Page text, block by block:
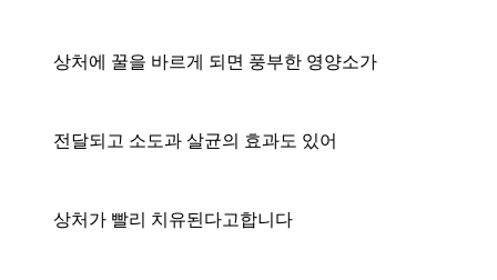
상처에 꿀을 바르게 되면 풍부한 영양소가
전달되고 소도과 살균의 효과도 있어
상처가 빨리 치유된다고합니다